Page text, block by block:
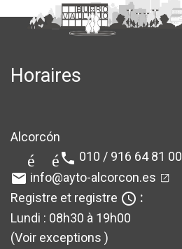
Horaires
Alcorcón
téléphone 010 / 916 64 81 00
email info@ayto-alcorcon.es
Registre et registre query_builder :
Lundi : 08h30 à 19h00
(Voir exceptions )